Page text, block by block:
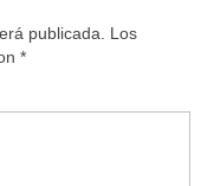
publicada.
Los
*